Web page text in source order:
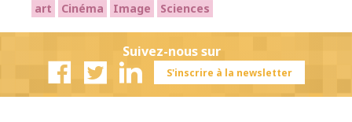
art Cinéma Image Sciences
Suivez-nous sur
S'inscrire à la newsletter